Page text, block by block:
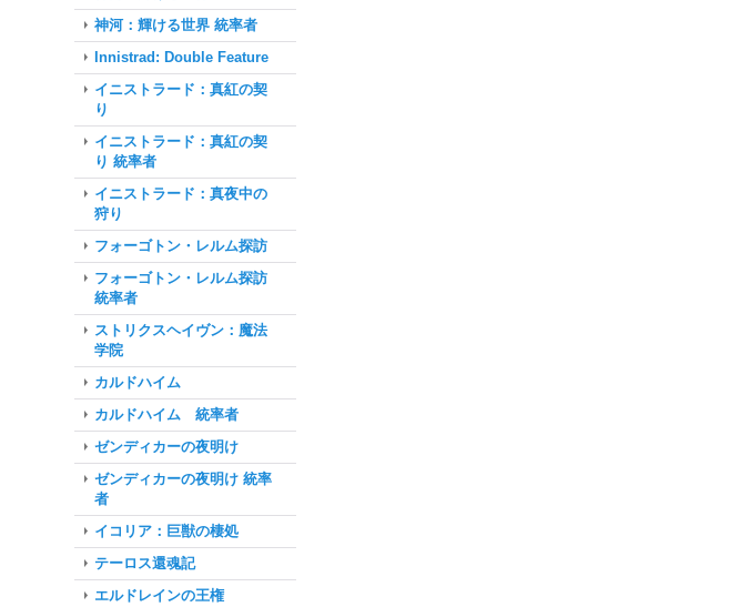
神河：輝ける世界 統率者
Innistrad: Double Feature
イニストラード：真紅の契
り
イニストラード：真紅の契
り 統率者
イニストラード：真夜中の
狩り
フォーゴトン・レルム探訪
フォーゴトン・レルム探訪
統率者
ストリクスヘイヴン：魔法
学院
カルドハイム
カルドハイム 統率者
ゼンディカーの夜明け
ゼンディカーの夜明け 統率
者
イコリア：巨獣の棲処
テーロス還魂記
エルドレインの王権